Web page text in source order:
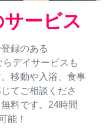
ービス
録のある
デイサービスも
移動や入浴、食事
てご相談くださ
料です。24時間
能！